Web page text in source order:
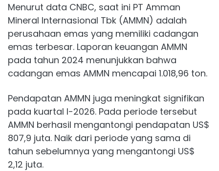
Menurut data CNBC, saat ini PT Amman
Mineral Internasional Tbk (AMMN) adalah
perusahaan emas yang memiliki cadangan
emas terbesar. Laporan keuangan AMMN
pada tahun 2024 menunjukkan bahwa
cadangan emas AMMN mencapai 1.018,96 ton.
Pendapatan AMMN juga meningkat signifikan
pada kuartal I-2026. Pada periode tersebut
AMMN berhasil mengantongi pendapatan US$
807,9 juta. Naik dari periode yang sama di
tahun sebelumnya yang mengantongi US$
2,12 juta.